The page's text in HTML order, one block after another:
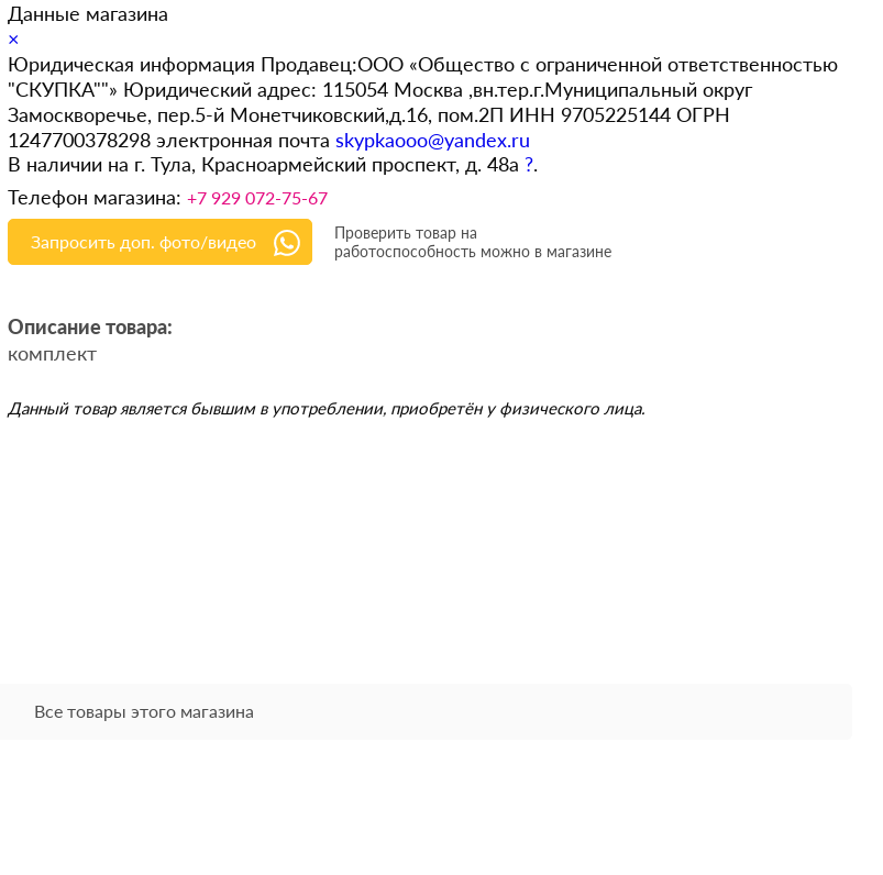
Данные магазина
×
Юридическая информация Продавец:ООО «Общество с ограниченной ответственностью
"СКУПКА""» Юридический адрес: 115054 Москва ,вн.тер.г.Муниципальный округ
Замоскворечье, пер.5-й Монетчиковский,д.16, пом.2П ИНН 9705225144 ОГРН
1247700378298 электронная почта skypkaooo@yandex.ru
В наличии на г. Тула, Красноармейский проспект, д. 48а ?.
Телефон магазина: +7 929 072-75-67
Запросить доп. фото/видео
Проверить товар на
работоспособность можно в магазине
Описание товара:
комплект
Данный товар является бывшим в употреблении, приобретён у физического лица.
Все товары этого магазина